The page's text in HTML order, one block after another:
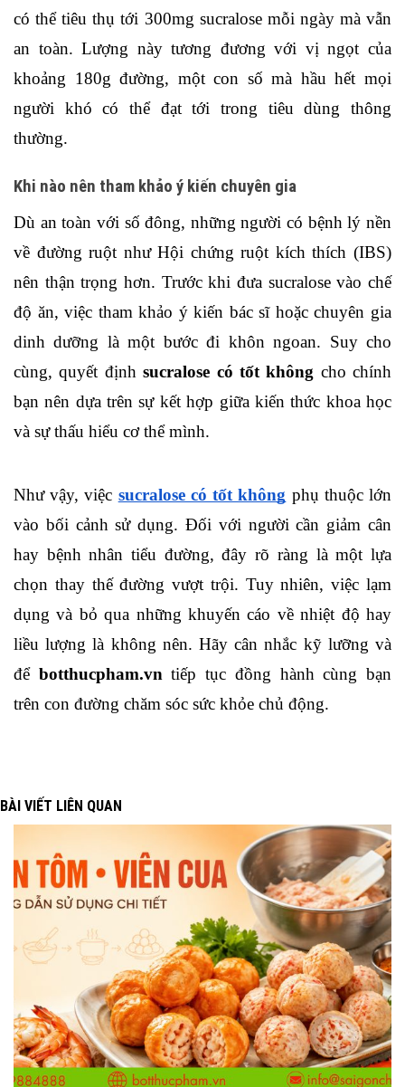
có thể tiêu thụ tới 300mg sucralose mỗi ngày mà vẫn
an toàn. Lượng này tương đương với vị ngọt của
khoảng 180g đường, một con số mà hầu hết mọi
người khó có thể đạt tới trong tiêu dùng thông
thường.
Khi nào nên tham khảo ý kiến chuyên gia
Dù an toàn với số đông, những người có bệnh lý nền
về đường ruột như Hội chứng ruột kích thích (IBS)
nên thận trọng hơn. Trước khi đưa sucralose vào chế
độ ăn, việc tham khảo ý kiến bác sĩ hoặc chuyên gia
dinh dưỡng là một bước đi khôn ngoan. Suy cho
cùng, quyết định sucralose có tốt không cho chính
bạn nên dựa trên sự kết hợp giữa kiến thức khoa học
và sự thấu hiểu cơ thể mình.
Như vậy, việc sucralose có tốt không phụ thuộc lớn
vào bối cảnh sử dụng. Đối với người cần giảm cân
hay bệnh nhân tiểu đường, đây rõ ràng là một lựa
chọn thay thế đường vượt trội. Tuy nhiên, việc lạm
dụng và bỏ qua những khuyến cáo về nhiệt độ hay
liều lượng là không nên. Hãy cân nhắc kỹ lưỡng và
để botthucpham.vn tiếp tục đồng hành cùng bạn
trên con đường chăm sóc sức khỏe chủ động.
BÀI VIẾT LIÊN QUAN